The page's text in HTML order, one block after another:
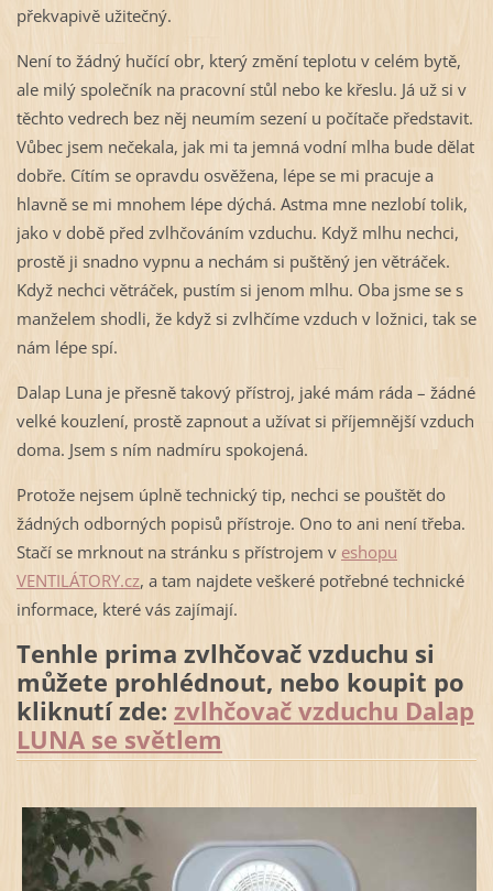
překvapivě užitečný.
Není to žádný hučící obr, který změní teplotu v celém bytě,
ale milý společník na pracovní stůl nebo ke křeslu. Já už si v
těchto vedrech bez něj neumím sezení u počítače představit.
Vůbec jsem nečekala, jak mi ta jemná vodní mlha bude dělat
dobře. Cítím se opravdu osvěžena, lépe se mi pracuje a
hlavně se mi mnohem lépe dýchá. Astma mne nezlobí tolik,
jako v době před zvlhčováním vzduchu. Když mlhu nechci,
prostě ji snadno vypnu a nechám si puštěný jen větráček.
Když nechci větráček, pustím si jenom mlhu. Oba jsme se s
manželem shodli, že když si zvlhčíme vzduch v ložnici, tak se
nám lépe spí.
Dalap Luna je přesně takový přístroj, jaké mám ráda – žádné
velké kouzlení, prostě zapnout a užívat si příjemnější vzduch
doma. Jsem s ním nadmíru spokojená.
Protože nejsem úplně technický tip, nechci se pouštět do
žádných odborných popisů přístroje. Ono to ani není třeba.
Stačí se mrknout na stránku s přístrojem v eshopu
VENTILÁTORY.cz, a tam najdete veškeré potřebné technické
informace, které vás zajímají.
Tenhle prima zvlhčovač vzduchu si
můžete prohlédnout, nebo koupit po
kliknutí zde: zvlhčovač vzduchu Dalap
LUNA se světlem